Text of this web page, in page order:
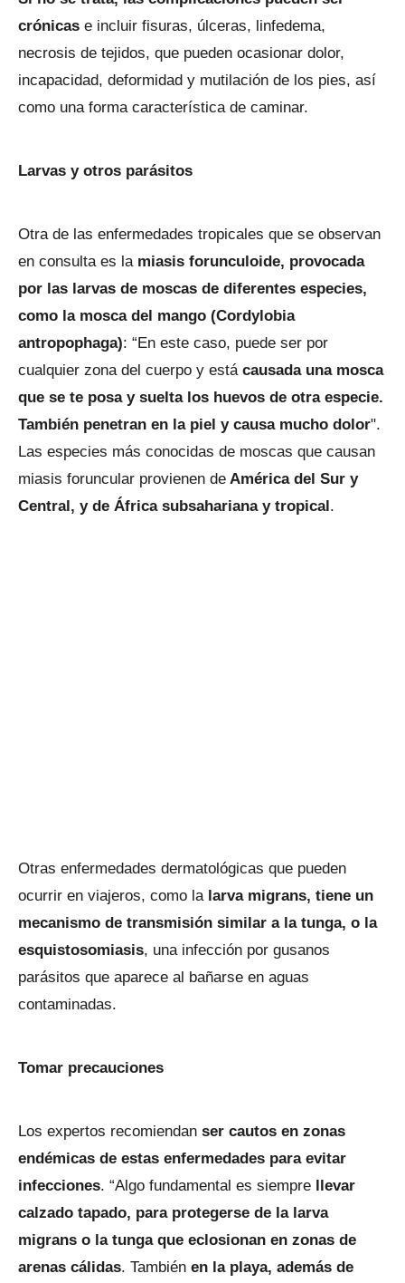
crónicas e incluir fisuras, úlceras, linfedema,
necrosis de tejidos, que pueden ocasionar dolor,
incapacidad, deformidad y mutilación de los pies, así
como una forma característica de caminar.
Larvas y otros parásitos
Otra de las enfermedades tropicales que se observan
en consulta es la miasis forunculoide, provocada
por las larvas de moscas de diferentes especies,
como la mosca del mango (Cordylobia
antropophaga): “En este caso, puede ser por
cualquier zona del cuerpo y está causada una mosca
que se te posa y suelta los huevos de otra especie.
También penetran en la piel y causa mucho dolor".
Las especies más conocidas de moscas que causan
miasis foruncular provienen de América del Sur y
Central, y de África subsahariana y tropical.
Otras enfermedades dermatológicas que pueden
ocurrir en viajeros, como la larva migrans, tiene un
mecanismo de transmisión similar a la tunga, o la
esquistosomiasis, una infección por gusanos
parásitos que aparece al bañarse en aguas
contaminadas.
Tomar precauciones
Los expertos recomiendan ser cautos en zonas
endémicas de estas enfermedades para evitar
infecciones. “Algo fundamental es siempre llevar
calzado tapado, para protegerse de la larva
migrans o la tunga que eclosionan en zonas de
arenas cálidas. También en la playa, además de